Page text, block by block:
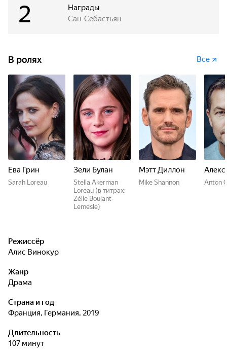
Награды
2 Сан-Себастьян
В ролях Все
Ева Грин
Sarah Loreau
Зели Булан
Stella Akerman
Loreau (в титрах:
Zélie Boulant-
Lemesle)
Мэтт Диллон
Mike Shannon Anton
Режиссёр
Алис Винокур
Жанр
драма
Страна и год
Франция, Германия, 2019
Длительность
107 минут